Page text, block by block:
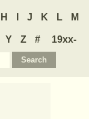
H J K L M
Y Z #
19xx-